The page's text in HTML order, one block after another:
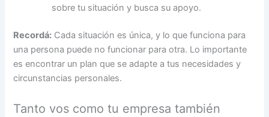
sobre tu situación y busca su apoyo.
Recordá: Cada situación es única, y lo que funciona para
una persona puede no funcionar para otra. Lo importante
es encontrar un plan que se adapte a tus necesidades y
circunstancias personales.
Tanto vos como tu empresa también